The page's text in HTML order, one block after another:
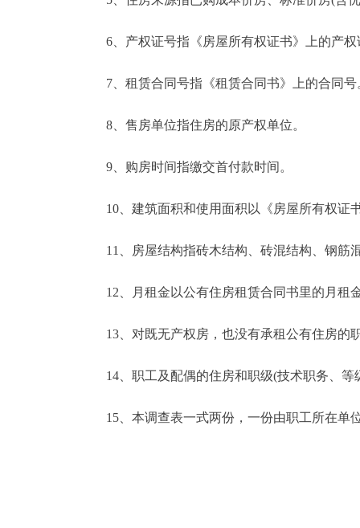
6、产权证号指《房屋所有权证书》上的产权
7、租赁合同号指《租赁合同书》上的合同号
8、售房单位指住房的原产权单位。
9、购房时间指缴交首付款时间。
10、建筑面积和使用面积以《房屋所有权证
11、房屋结构指砖木结构、砖混结构、钢筋
12、月租金以公有住房租赁合同书里的月租
13、对既无产权房，也没有承租公有住房的
14、职工及配偶的住房和职级(技术职务、等
15、本调查表一式两份，一份由职工所在单